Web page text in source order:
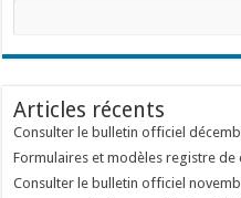
Articles récents
Consulter le bulletin officiel
Formulaires et modèles registre de
Consulter le bulletin officiel